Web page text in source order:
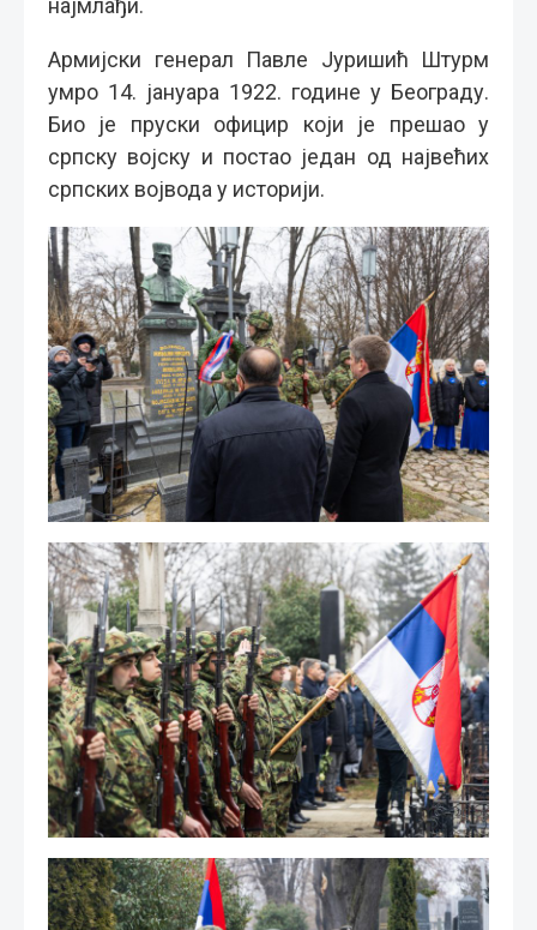
најмлађи.
Армијски генерал Павле Јуришић Штурм
умро 14. јануара 1922. године у Београду.
Био је пруски официр који је прешао у
српску војску и постао један од највећих
српских војвода у историји.